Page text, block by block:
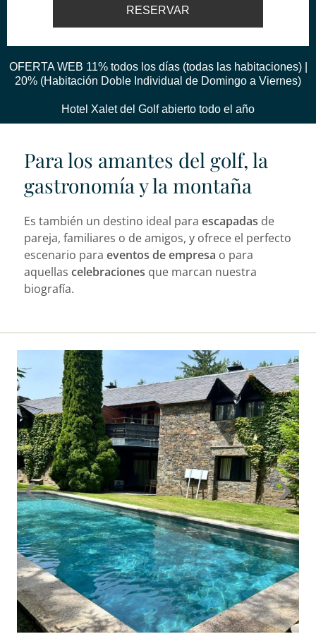
OFERTA WEB 11% todos los días (todas las habitaciones) |
20% (Habitación Doble Individual de Domingo a Viernes)
Hotel Xalet del Golf abierto todo el año
Para los amantes del golf, la
gastronomía y la montaña
Es también un destino ideal para escapadas de
pareja, familiares o de amigos, y ofrece el perfecto
escenario para eventos de empresa o para
aquellas celebraciones que marcan nuestra
biografía.